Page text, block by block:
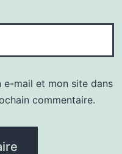
e-mail et mon site dans
commentaire.